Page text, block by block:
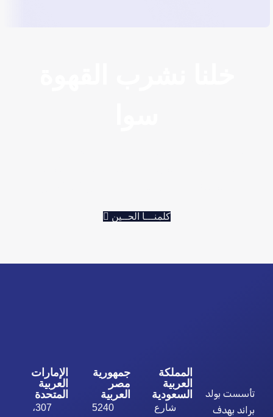
كلمنـــا الحــين
تأسست بولد
براند بهدف
المملكة
العربية
السعودية
شارع
جمهورية
مصر
العربية
5240
الإمارات
العربية
المتحدة
307،